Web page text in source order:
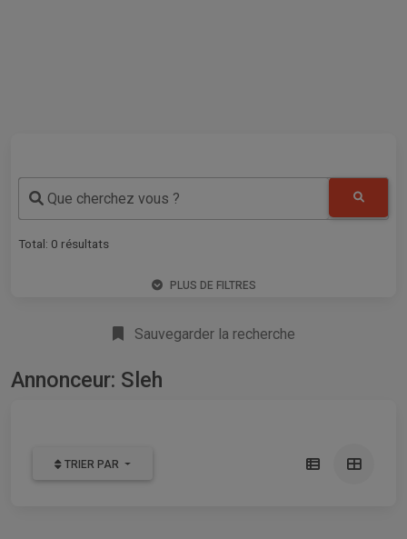
Que cherchez vous ?
Total: 0 résultats
PLUS DE FILTRES
Sauvegarder la recherche
Annonceur: Sleh
TRIER PAR